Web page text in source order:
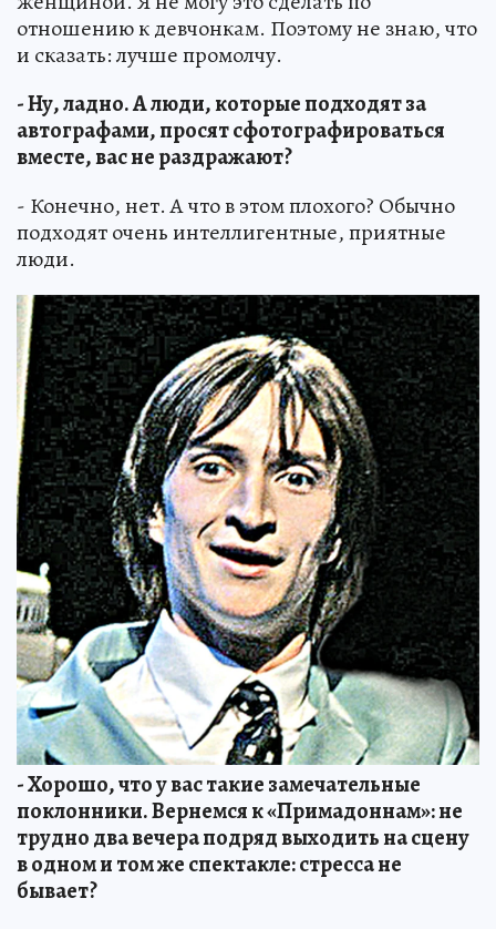
отношению к девчонкам. Поэтому не знаю, что
и сказать: лучше промолчу.
- Ну, ладно. А люди, которые подходят за
автографами, просят сфотографироваться
вместе, вас не раздражают?
- Конечно, нет. А что в этом плохого? Обычно
подходят очень интеллигентные, приятные
люди.
- Хорошо, что у вас такие замечательные
поклонники. Вернемся к «Примадоннам»: не
трудно два вечера подряд выходить на сцену
в одном и том же спектакле: стресса не
бывает?